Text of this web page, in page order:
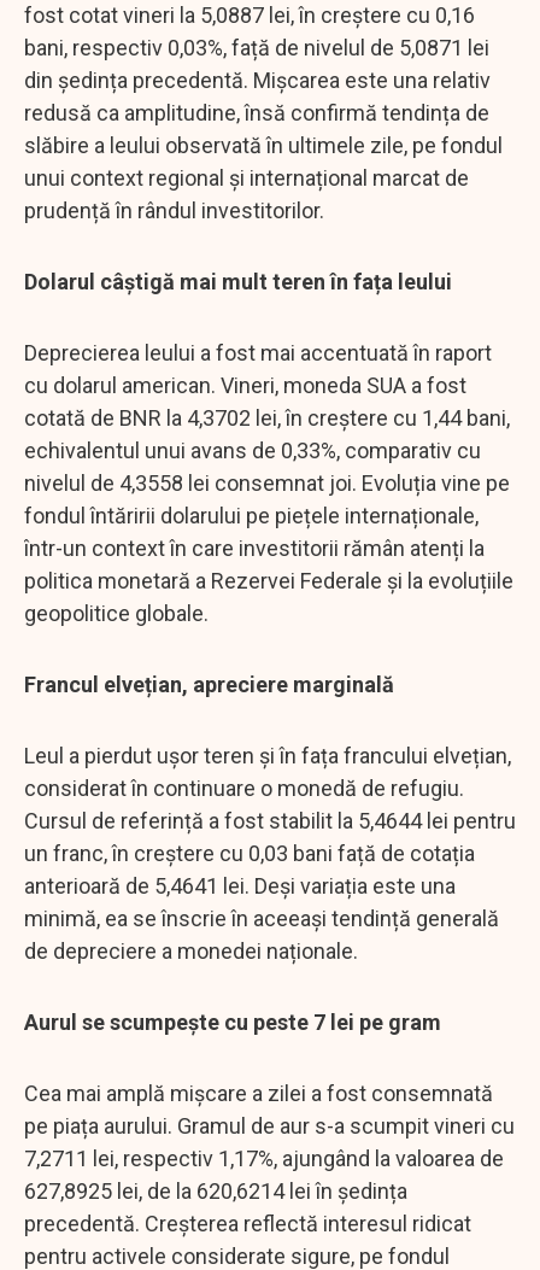
fost cotat vineri la 5,0887 lei, în creștere cu 0,16
bani, respectiv 0,03%, față de nivelul de 5,0871 lei
din ședința precedentă. Mișcarea este una relativ
redusă ca amplitudine, însă confirmă tendința de
slăbire a leului observată în ultimele zile, pe fondul
unui context regional și internațional marcat de
prudență în rândul investitorilor.
Dolarul câștigă mai mult teren în fața leului
Deprecierea leului a fost mai accentuată în raport
cu dolarul american. Vineri, moneda SUA a fost
cotată de BNR la 4,3702 lei, în creștere cu 1,44 bani,
echivalentul unui avans de 0,33%, comparativ cu
nivelul de 4,3558 lei consemnat joi. Evoluția vine pe
fondul întăririi dolarului pe piețele internaționale,
într-un context în care investitorii rămân atenți la
politica monetară a Rezervei Federale și la evoluțiile
geopolitice globale.
Francul elvețian, apreciere marginală
Leul a pierdut ușor teren și în fața francului elvețian,
considerat în continuare o monedă de refugiu.
Cursul de referință a fost stabilit la 5,4644 lei pentru
un franc, în creștere cu 0,03 bani față de cotația
anterioară de 5,4641 lei. Deși variația este una
minimă, ea se înscrie în aceeași tendință generală
de depreciere a monedei naționale.
Aurul se scumpește cu peste 7 lei pe gram
Cea mai amplă mișcare a zilei a fost consemnată
pe piața aurului. Gramul de aur s-a scumpit vineri cu
7,2711 lei, respectiv 1,17%, ajungând la valoarea de
627,8925 lei, de la 620,6214 lei în ședința
precedentă. Creșterea reflectă interesul ridicat
pentru activele considerate sigure, pe fondul